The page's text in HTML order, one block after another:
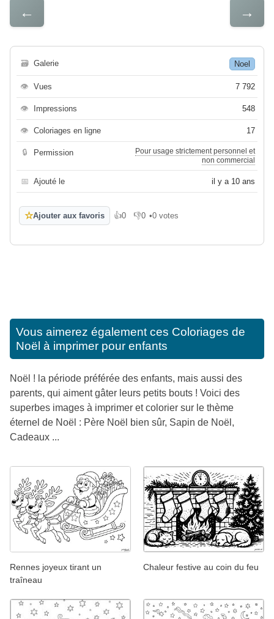
← →
🗃 Galerie Noel
👁 Vues 7 792
👁 Impressions 548
👁 Coloriages en ligne 17
🔒 Permission
Pour usage strictement personnel et
non commercial
📅 Ajouté le il y a 10 ans
☆Ajouter aux favoris 👍0
J'aime 👎0
Je n'aime pas
•0 votes
Vous aimerez également ces Coloriages de
Noël à imprimer pour enfants
Noël ! la période préférée des enfants, mais aussi des
parents, qui aiment gâter leurs petits bouts ! Voici des
superbes images à imprimer et colorier sur le thème
éternel de Noël : Père Noël bien sûr, Sapin de Noël,
Cadeaux ...
Rennes joyeux tirant un
traîneau
Chaleur festive au coin du feu